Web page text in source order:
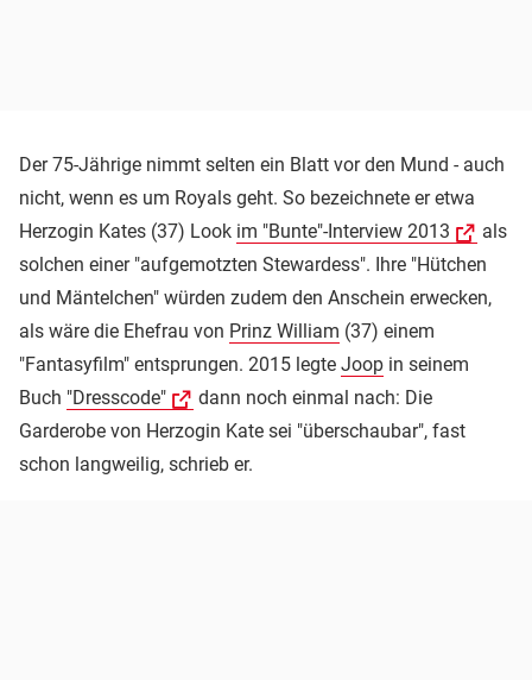
Der 75-Jährige nimmt selten ein Blatt vor den Mund - auch
nicht, wenn es um Royals geht. So bezeichnete er etwa
Herzogin Kates (37) Look im "Bunte"-Interview 2013
als
solchen einer "aufgemotzten Stewardess". Ihre "Hütchen
und Mäntelchen" würden zudem den Anschein erwecken,
als wäre die Ehefrau von Prinz William (37) einem
"Fantasyfilm" entsprungen. 2015 legte Joop in seinem
Buch "Dresscode"
dann noch einmal nach: Die
Garderobe von Herzogin Kate sei "überschaubar", fast
schon langweilig, schrieb er.